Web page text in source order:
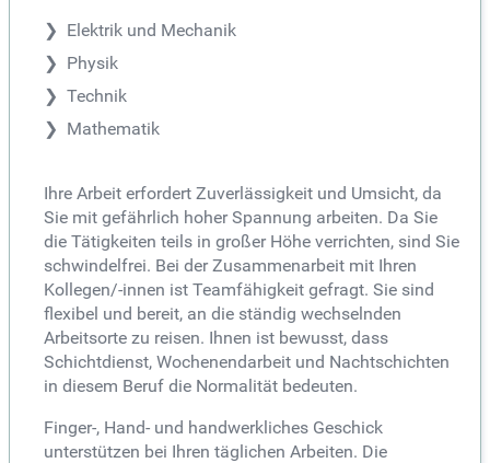
Elektrik und Mechanik
Physik
Technik
Mathematik
Ihre Arbeit erfordert Zuverlässigkeit und Umsicht, da
Sie mit gefährlich hoher Spannung arbeiten. Da Sie
die Tätigkeiten teils in großer Höhe verrichten, sind Sie
schwindelfrei. Bei der Zusammenarbeit mit Ihren
Kollegen/-innen ist Teamfähigkeit gefragt. Sie sind
flexibel und bereit, an die ständig wechselnden
Arbeitsorte zu reisen. Ihnen ist bewusst, dass
Schichtdienst, Wochenendarbeit und Nachtschichten
in diesem Beruf die Normalität bedeuten.
Finger-, Hand- und handwerkliches Geschick
unterstützen bei Ihren täglichen Arbeiten. Die